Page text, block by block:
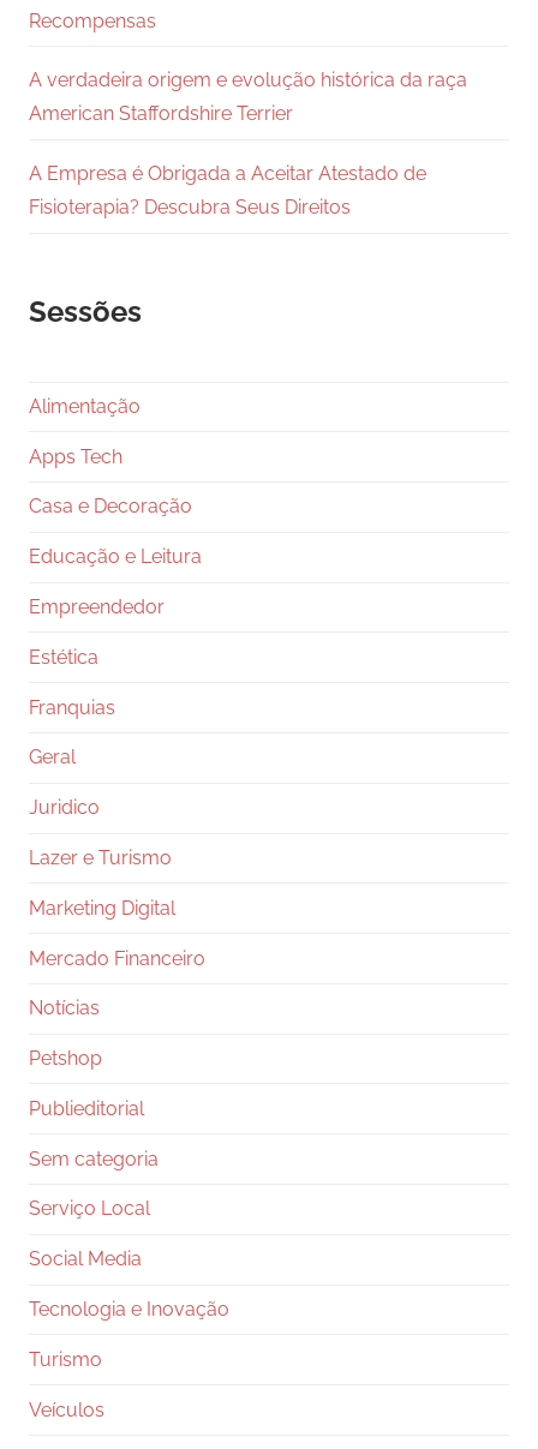
Recompensas
A verdadeira origem e evolução histórica da raça
American Staffordshire Terrier
A Empresa é Obrigada a Aceitar Atestado de
Fisioterapia? Descubra Seus Direitos
Sessões
Alimentação
Apps Tech
Casa e Decoração
Educação e Leitura
Empreendedor
Estética
Franquias
Geral
Juridico
Lazer e Turismo
Marketing Digital
Mercado Financeiro
Notícias
Petshop
Publieditorial
Sem categoria
Serviço Local
Social Media
Tecnologia e Inovação
Turismo
Veículos